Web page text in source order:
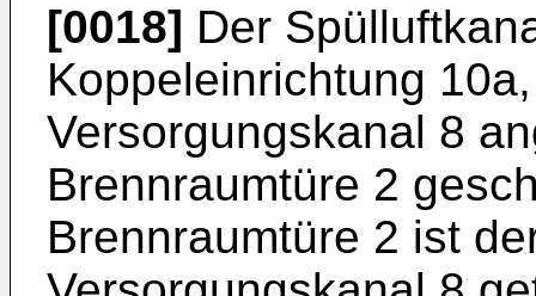
[0018] Der
Koppeleinrichtung
Versorgungskanal 8
Brennraumtüre 2
Brennraumtüre 2 ist